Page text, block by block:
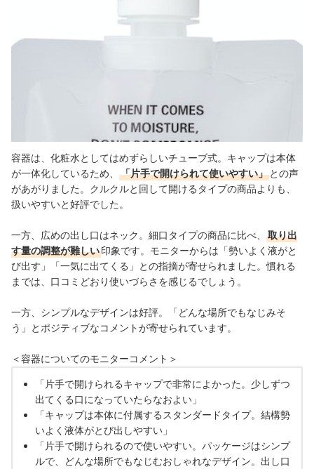
容器は、化粧水としてはめずらしいチューブ式。キャップは本体
が一体化しているため、
「片手で開けられて使いやすい」 との声
があがりました。クルクルと回して開けるタイプの商品よりも、
扱いやすいと好評でした。
一方、広めの出し口はネック。細口タイプの商品に比べ、
取り出
す量の調整が難しい印象です。モニターからは 「勢いよく液がと
び出す」「一気に出てくる」との指摘が寄せられました。慣れる
までは、口コミどおり使いづらさを感じるでしょう。
一方、シンプルなデザインは好評。「どんな場所でもなじみそ
う」とポジティブなコメントが寄せられています。
＜容器についてのモニターコメント＞
「片手で開けられるキャップで非常によかった。少しずつ
出てくる口になっていたらなおよい」
「キャップは本体に付属するスタンダードタイプ。結構勢
いよく液体がとび出しやすい」
「片手で開けられるので使いやすい。パッケージはシンプ
ルで、どんな場所でもなじむおしゃれなデザイン。出し口